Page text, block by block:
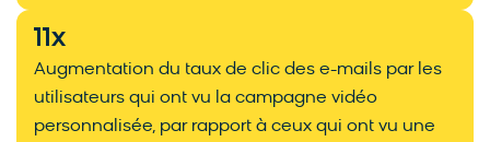
11x
Augmentation du taux de clic des e-mails par les
utilisateurs qui ont vu la campagne vidéo
personnalisée, par rapport à ceux qui ont vu une